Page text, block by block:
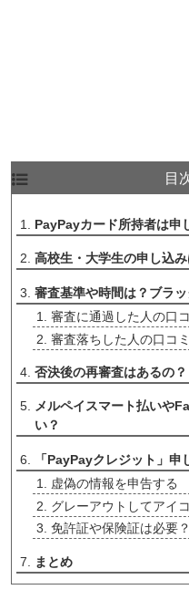
目
PayPayカード所持者は申
高校生・大学生の申し込
審査基準や時間は？ブラ
審査に通過した人の口
審査落ちした人の口コミ
否決後の再審査はあるの？
メルペイスマート払いや
い？
「PayPayクレジット」申
虚偽の情報を申告する
グレーアウトしてアイ
免許証や保険証は必要
まとめ